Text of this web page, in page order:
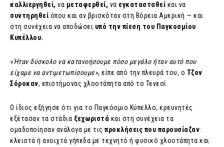
καλλιεργηθεί, να μεταφερθεί, να εγκατασταθεί και να
συντηρηθεί όπου και αν βρισκόταν στη Βόρεια Αμερική — και
στη συνέχεια να αποδώσει υπό την πίεση του Παγκοσμίου
Κυπέλλου.
«Ήταν δύσκολο να κατανοήσουμε πόσο μεγάλο ήταν αυτό που
είχαμε να αντιμετωπίσουμε», είπε από την πλευρά του, ο Τζον
Σόροκαν, επιστήμονας χλοοτάπητα από το Τενεσί.
Ο ίδιος εξήγησε ότι για το Παγκόσμιο Κύπελλο, ερευνητές
εξέτασαν τα στάδια ξεχωριστά και στη συνέχεια τα
ομαδοποίησαν ανάλογα με τις προκλήσεις που παρουσίαζαν:
κλειστά ή ανοιχτά γήπεδα με τεχνητό ή φυσικό χλοοτάπητα και